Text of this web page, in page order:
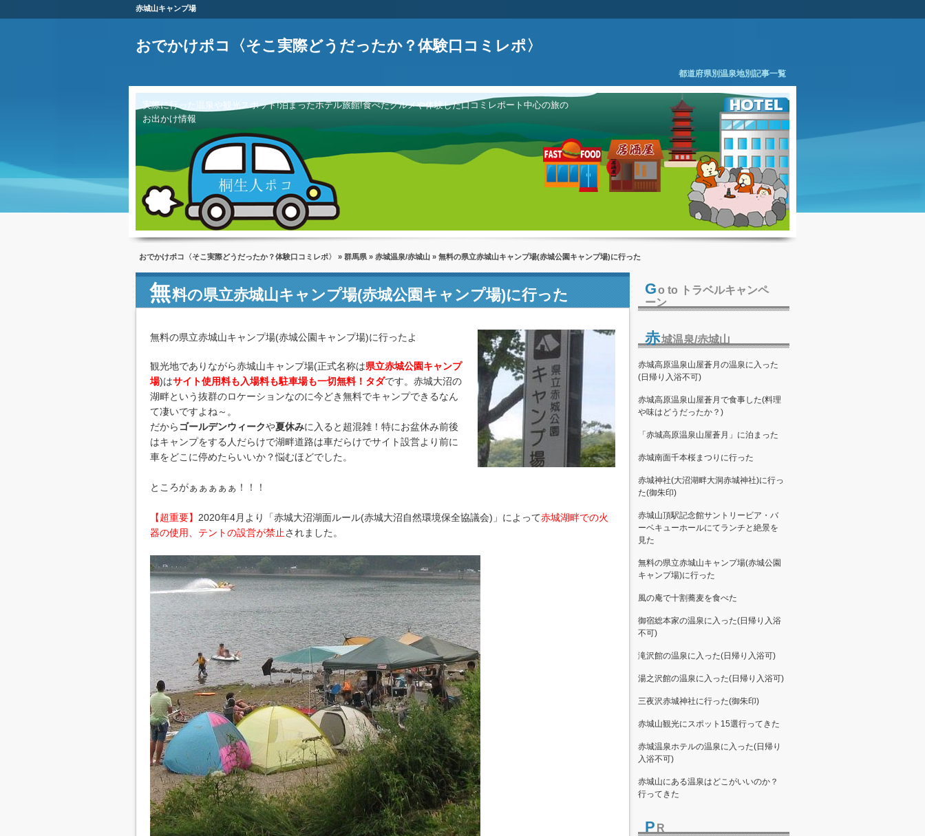
赤城山キャンプ場
おでかけポコ〈そこ実際どうだったか？体験口コミレポ〉
都道府県別温泉地別記事一覧
実際に行った温泉や観光スポット!泊まったホテル旅館!食べたグルメや体験した口コミレポート中心の旅の
お出かけ情報
おでかけポコ〈そこ実際どうだったか？体験口コミレポ〉 » 群馬県» 赤城温泉/赤城山» 無料の県立赤城山キャンプ場(赤城公園キャンプ場)に行った
無料の県立赤城山キャンプ場(赤城公園キャンプ場)に行った
無料の県立赤城山キャンプ場(赤城公園キャンプ場)に行ったよ
観光地でありながら赤城山キャンプ場(正式名称は県立赤城公園キャンプ
場)はサイト使用料も入場料も駐車場も一切無料！タダです。赤城大沼の
湖畔という抜群のロケーションなのに今どき無料でキャンプできるなん
て凄いですよね～。
だから ゴールデンウィークや夏休みに入ると超混雑！特にお盆休み前後
はキャンプをする人だらけで湖畔道路は車だらけでサイト設営より前に
車をどこに停めたらいいか？悩むほどでした。
ところがぁぁぁぁぁ！！！
【超重要】 2020年4月より「赤城大沼湖面ルール(赤城大沼自然環境保全協議会)」によって赤城湖畔での火
器の使用、テントの設営が禁止されました。
Go to トラベルキャンペ
ーン
赤城温泉/赤城山
赤城高原温泉山屋蒼月の温泉に入った
(日帰り入浴不可)
赤城高原温泉山屋蒼月で食事した(料理
や味はどうだったか？)
「赤城高原温泉山屋蒼月」に泊まった
赤城南面千本桜まつりに行った
赤城神社(大沼湖畔大洞赤城神社)に行っ
た(御朱印)
赤城山頂駅記念館サントリービア・バ
ーベキューホールにてランチと絶景を
見た
無料の県立赤城山キャンプ場(赤城公園
キャンプ場)に行った
風の庵で十割蕎麦を食べた
御宿総本家の温泉に入った(日帰り入浴
不可)
滝沢館の温泉に入った(日帰り入浴可)
湯之沢館の温泉に入った(日帰り入浴可)
三夜沢赤城神社に行った(御朱印)
赤城山観光にスポット15選行ってきた
赤城温泉ホテルの温泉に入った(日帰り
入浴不可)
赤城山にある温泉はどこがいいのか？
行ってきた
P R